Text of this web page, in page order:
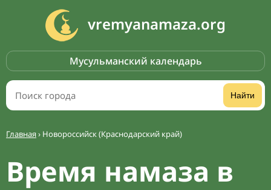
vremyanamaza.org
Мусульманский календарь
Найти
Главная› Новороссийск (Краснодарский край)
Время намаза в